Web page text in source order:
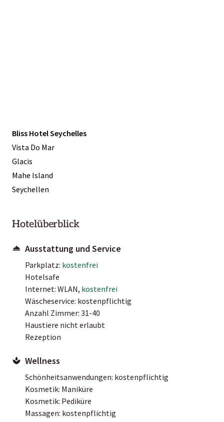
Bliss Hotel Seychelles
Vista Do Mar
Glacis
Mahe Island
Seychellen
Hotelüberblick
Ausstattung und Service
Parkplatz: kostenfrei
Hotelsafe
Internet: WLAN, kostenfrei
Wäscheservice: kostenpflichtig
Anzahl Zimmer: 31-40
Haustiere nicht erlaubt
Rezeption
Wellness
Schönheitsanwendungen: kostenpflichtig
Kosmetik: Maniküre
Kosmetik: Pediküre
Massagen: kostenpflichtig